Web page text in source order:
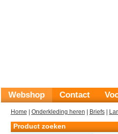
Webshop Contact
Home Onderkleding heren Briefs|
Product zoeken